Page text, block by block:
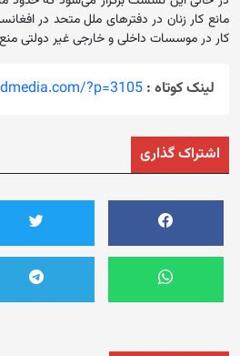
مانع کار زنان در دفتر‌های ملل متحد در
کار در موسسات داخلی و خارجی غیر دولتی منع
لینک کوتاه : ?p=3105
اشتراک گذاری